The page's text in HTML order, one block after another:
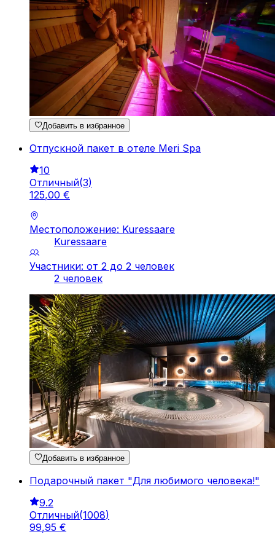
Добавить в избранное
Отпускной пакет в отеле Meri Spa
10
Отличный(3)
125,00 €
Местоположение: Kuressaare
Kuressaare
Участники: от 2 до 2 человек
2 человек
Добавить в избранное
Подарочный пакет "Для любимого человека!"
9.2
Отличный(1008)
99,95 €